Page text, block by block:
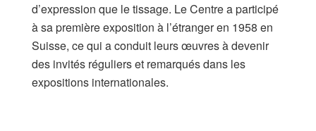
d’expression que le tissage. Le Centre a participé
à sa première exposition à l’étranger en 1958 en
Suisse, ce qui a conduit leurs œuvres à devenir
des invités réguliers et remarqués dans les
expositions internationales.